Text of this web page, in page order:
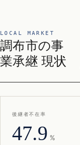
LOCAL MARKET
調布市の事
業承継 現状
後継者不在率
47.9 %